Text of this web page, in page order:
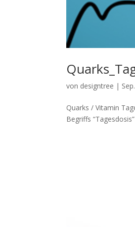
von designtree |
Quarks / Vitamin
Begriffs